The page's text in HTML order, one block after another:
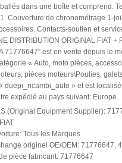
dans une boîte et comprend.
Couverture de chronométrage 1-
Contacts-soutien et
DISTRIBUTION ORIGINAL FIAT +
71776647″ est en vente depuis le
« Auto, moto pièces,
pièces moteurs\Poulies,
duepi_ricambi_auto » et est
expédié au pays suivant: Europe.
(Original Equipment Supplier):
Tous les Marques
originel OE/OEM: 71776647,
pièce fabricant: 71776647